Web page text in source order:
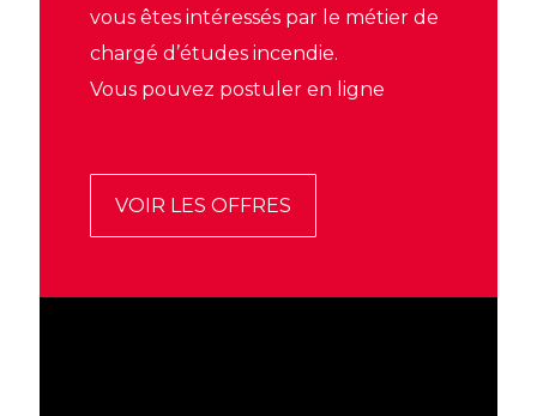
vous êtes intéressés par le métier de
chargé d’études incendie.
Vous pouvez postuler en ligne
VOIR LES OFFRES